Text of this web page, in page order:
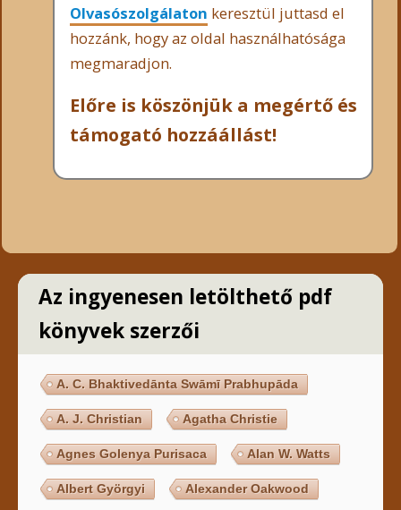
Olvasószolgálaton keresztül juttasd el
hozzánk, hogy az oldal használhatósága
megmaradjon.
Előre is köszönjük a megértő és
támogató hozzáállást!
Az ingyenesen letölthető pdf
könyvek szerzői
A. C. Bhaktivedānta Swāmī Prabhupāda
A. J. Christian Agatha Christie
Agnes Golenya Purisaca Alan W. Watts
Albert Györgyi Alexander Oakwood